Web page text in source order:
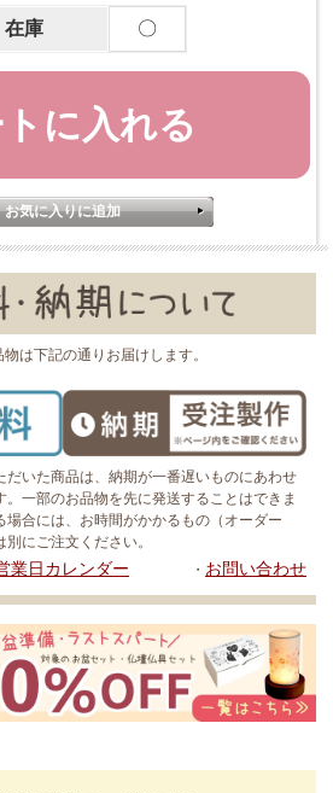
在庫 〇
は下記の通りお届けします。
だいた商品は、納期が一番遅いものにあわせ
一部のお品物を先に発送することはできま
合には、お時間がかかるもの（オーダー
にご注文ください。
業日カレンダー ・ お問い合わせ